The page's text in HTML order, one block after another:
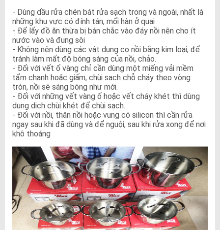
- Dùng dầu rửa chén bát rửa sạch trong và ngoài, nhất là
những khu vực có đính tán, mối hàn ở quai
- Để lấy đồ ăn thừa bị bán chắc vào đáy nồi nên cho ít
nước vào và đung sôi
- Không nên dùng các vật dụng cọ nồi bằng kim loại, để
tránh làm mất độ bóng sáng của nồi, chảo.
- Đối với vết ố vàng chỉ cần dùng một miếng vải mềm
tẩm chanh hoặc giấm, chùi sạch chỗ cháy theo vòng
tròn, nồi sẽ sáng bóng như mới.
- Đối với những vết vàng ố hoặc vết cháy khét thì dùng
dung dịch chùi khét để chùi sạch.
- Đối với nồi, thân nồi hoặc vung có silicon thì cần rửa
ngay sau khi đã dùng và để nguội, sau khi rửa xong để nơi
khô thoáng